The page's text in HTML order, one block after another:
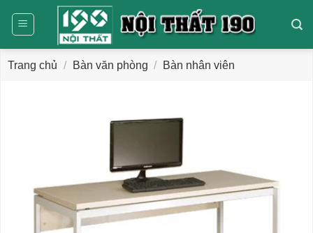
dung
Trang chủ / Bàn văn phòng / Bàn nhân viên